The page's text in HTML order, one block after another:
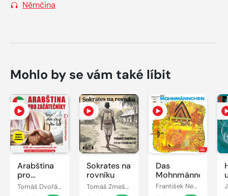
Němčina
Mohlo by se vám také líbit
Arabština
pro
začátečníkyTomáš Dvořáček
Sokrates na
rovníku
Tomáš Zmeškal
Das
Mohnmännchen
František Nepil